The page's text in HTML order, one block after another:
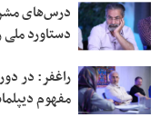
درس‌های
دستاورد ملی
راغفر: در
مفهوم